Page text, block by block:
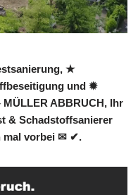
★
und ✹
ABBRUCH, Ihr
& Schadstoffsanierer
mal vorbei ✉ ✔.